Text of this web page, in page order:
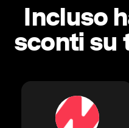
Incluso
sconti su